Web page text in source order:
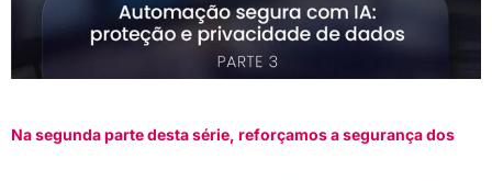
Na segunda parte desta série, reforçamos a segurança dos